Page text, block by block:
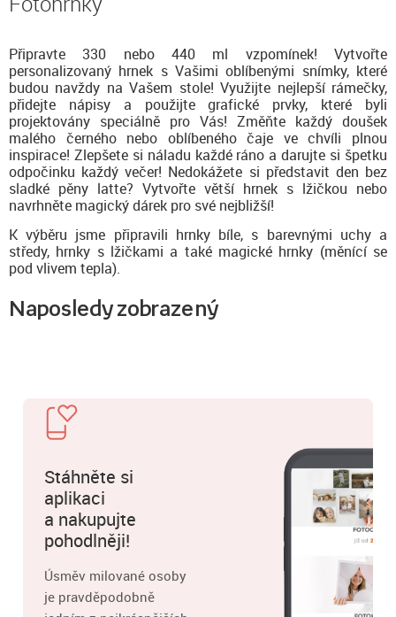
Připravte 330 nebo 440 ml vzpomínek! Vytvořte
personalizovaný hrnek s Vašimi oblíbenými snímky, které
budou navždy na Vašem stole! Využijte nejlepší rámečky,
přidejte nápisy a použijte grafické prvky, které byli
projektovány speciálně pro Vás! Změňte každý doušek
malého černého nebo oblíbeného čaje ve chvíli plnou
inspirace! Zlepšete si náladu každé ráno a darujte si špetku
odpočinku každý večer! Nedokážete si představit den bez
sladké pěny latte? Vytvořte větší hrnek s lžičkou nebo
navrhněte magický dárek pro své nejbližší!
K výběru jsme připravili hrnky bíle, s barevnými uchy a
středy, hrnky s lžičkami a také magické hrnky (měnící se
pod vlivem tepla).
Naposledy zobrazený
Stáhněte si
aplikaci
a nakupujte
pohodlněji!
Úsměv milované osoby
je pravděpodobně